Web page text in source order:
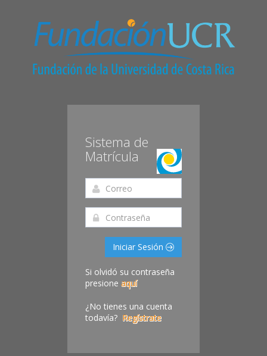
Sistema de
Matrícula
Iniciar Sesión
Si olvidó su contraseña
presione aquí
¿No tienes una cuenta
todavía? Regístrate